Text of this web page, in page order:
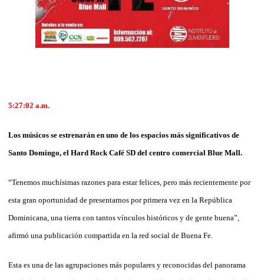
5:27:02 a.m.
Los músicos se estrenarán en uno de los espacios más significativos de
Santo Domingo, el Hard Rock Café SD del centro comercial Blue Mall.
“Tenemos muchísimas razones para estar felices, pero más recientemente por
esta gran oportunidad de presentarnos por primera vez en la República
Dominicana, una tierra con tantos vínculos históricos y de gente buena”,
afirmó una publicación compartida en la red social de Buena Fe.
Esta es una de las agrupaciones más populares y reconocidas del panorama